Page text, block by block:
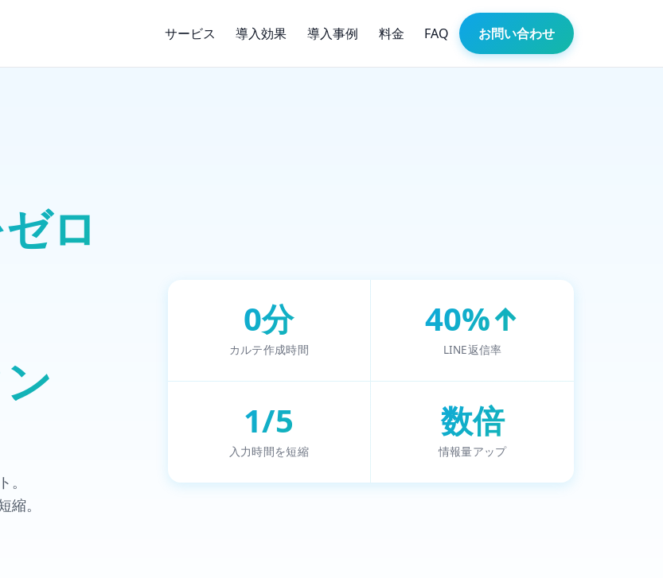
サービス 導入効果 導入事例 料金 FAQ お問い合わせ
ロ
。
0分
カルテ作成時間
40%↑
LINE返信率
1/5
入力時間を短縮
数倍
情報量アップ